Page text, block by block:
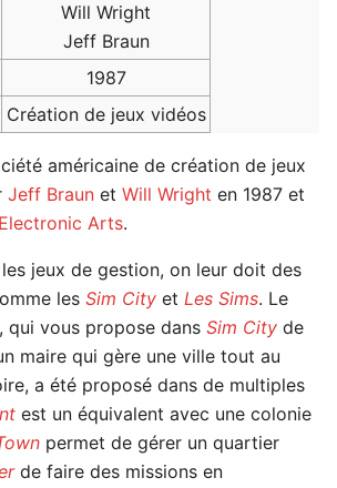
Will Wright
Jeff Braun
1987
Création de jeux vidéos
américaine de création de jeux
Jeff Braun et Will Wright en 1987 et
Electronic Arts.
jeux de gestion, on leur doit des
les Sim City et Les Sims. Le
qui vous propose dans Sim City de
maire qui gère une ville tout au
a été proposé dans de multiples
est un équivalent avec une colonie
permet de gérer un quartier
de faire des missions en